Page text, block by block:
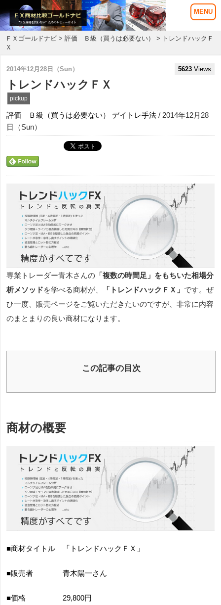
ＦＸゴールドナビ >評価 Ｂ級（買うは必要ない）
> トレンドハックＦ
Ｘ
2014年12月28日（Sun） 5623 Views
トレンドハックＦＸ
pickup
評価 Ｂ級（買うは必要ない） デイトレ手法 / 2014年12月28
日（Sun）
専業トレーダー青木さんの 「複数の時間足」をもちいた相場分
析メソッドを学べる商材が、 「トレンドハックＦＸ」 です。ぜ
ひ一度、販売ページをご覧いただきたいのですが、非常に内容
のまとまりの良い商材になります。
この記事の目次
商材の概要
■商材タイトル 「トレンドハックＦＸ」
■販売者 青木陽一さん
■価格 29,800円